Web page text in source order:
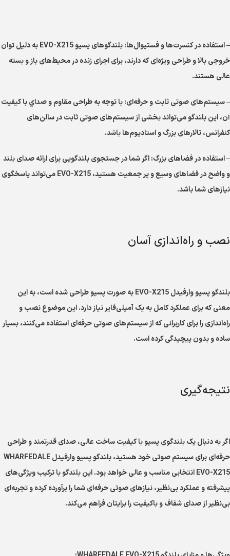
– استفاده در کنسرت‌ها و فستیوال‌ها: بلندگوهای پسیو EVO-X215 به دلیل توان
خروجی بالا و طراحی ویژه‌ای که دارند، برای اجرای زنده در محیط‌های باز و بسته
عالی هستند.
– سیستم‌های صوتی ثابت و حرفه‌ای: با توجه به طراحی مقاوم و صداي با کیفیت
آن، این بلندگو می‌تواند بخشی از سیستم‌های صوتی ثابت در سالن‌های
کنفرانس، تالارهای بزرگ و استادیوم‌ها باشد.
– استفاده در فضاهای بزرگ: اگر شما در جستجوی بلندگویی برای ارائه صدای بلند
و واضح در فضاهای وسیع و پر جمعیت هستید، EVO-X215 می‌تواند پاسخگوی
نیازهای شما باشد.
نصب و راه‌اندازی آسان
بلندگو پسیو وارفیدل EVO-X215 به صورت پسیو طراحی شده است، به این
معنی که برای عملکرد کامل به یک آمپلی‌فایر نیاز دارد. این موضوع نصب و
راه‌اندازی را برای کاربرانی که از سیستم‌های صوتی حرفه‌ای استفاده می‌کنند، بسیار
ساده و بدون پیچیدگی کرده است.
نتیجه‌گیری
اگر به دنبال یک بلندگوی پسیو با کیفیت ساخت عالی، صدای قدرتمند و طراحی
حرفه‌ای برای سیستم صوتی خود هستید، بلندگو پسیو وارفیدل WHARFEDALE
EVO-X215 انتخابی مناسب و عالی خواهد بود. این بلندگو با ترکیب ویژگی‌های
پیشرفته و عملکرد بی‌نظیر، نیازهای صوتی حرفه‌ای شما را برآورده کرده و تجربه‌ای
بی‌نظیر از صدای شفاف و باکیفیت را برایتان فراهم می‌کند.